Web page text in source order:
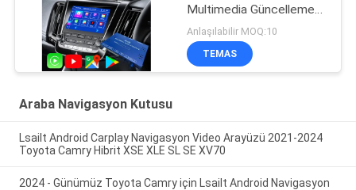
Multimedia Güncelleme
Modülü OEM
Entegrasyonu Kablosuz
CarPlay, Android Auto,
Anlaşılabilir MOQ:10
TEMAS
Araba Navigasyon Kutusu
Lsailt Android Carplay Navigasyon Video Arayüzü 2021-2024
Toyota Camry Hibrit XSE XLE SL SE XV70
2024 - Günümüz Toyota Camry için Lsailt Android Navigasyon